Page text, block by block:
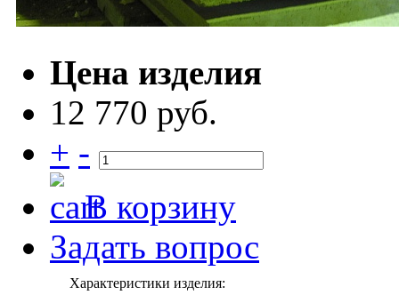
Цена изделия
12 770 руб.
+ -
В корзину
Задать вопрос
Характеристики изделия: